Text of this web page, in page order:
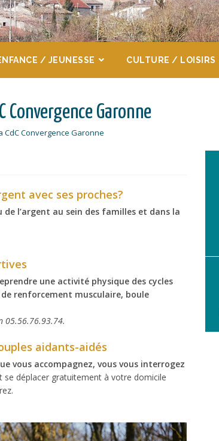
/ JEUNESSE CULTURE / LOISIRS
Garonne
CdC Convergence Garonne
avec ses proches?
l’argent au sein des familles et dans la
s
une activité physique des cycles
renforcement musculaire, boule
05.56.76.93.74.
aidants-aidés
vous accompagnez, vous vous interrogez
se déplacer gratuitement à votre domicile